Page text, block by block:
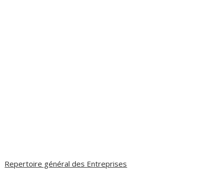
Repertoire général des Entreprises